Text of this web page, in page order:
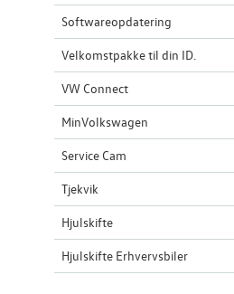
Softwareopdatering
Velkomstpakke til din ID.
VW Connect
MinVolkswagen
Service Cam
Tjekvik
Hjulskifte
Hjulskifte Erhvervsbiler